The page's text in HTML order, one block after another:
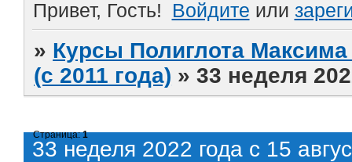
Привет, Гость! Войдите или
» Курсы Полиглота
(с 2011 года) »33 неделя
33 неделя 2022 года с 15
Страница:1